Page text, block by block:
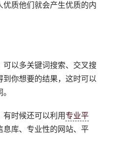
优质他们就会产生优质的内
以多关键词搜索、交叉搜
你想要的结果，这时可以
有时候还可以利用专业平
息库、专业性的网站、平